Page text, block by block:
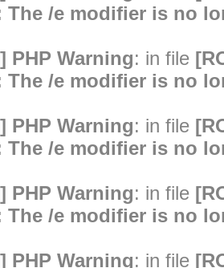
The /e modifier is no
PHP Warning: in file
The /e modifier is no
PHP Warning: in file
The /e modifier is no
PHP Warning: in file
The /e modifier is no
PHP Warning: in file